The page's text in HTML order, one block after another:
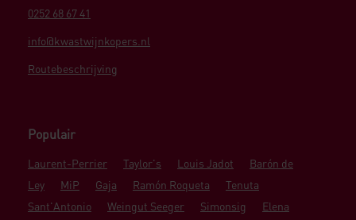
0252 68 67 41
info@kwastwijnkopers.nl
Routebeschrijving
Populair
Laurent-Perrier Taylor's Louis Jadot
Barón de
Ley
MiP Gaja Ramón Roqueta
Tenuta
Sant'Antonio
Weingut Seeger Simonsig
Elena